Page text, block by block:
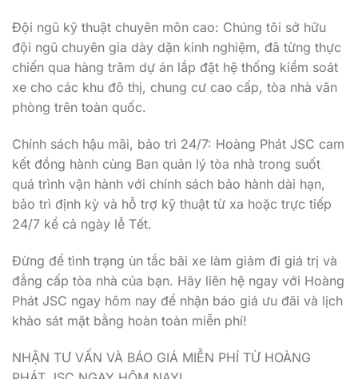
Đội ngũ kỹ thuật chuyên môn cao: Chúng tôi sở hữu
đội ngũ chuyên gia dày dặn kinh nghiệm, đã từng thực
chiến qua hàng trăm dự án lắp đặt hệ thống kiểm soát
xe cho các khu đô thị, chung cư cao cấp, tòa nhà văn
phòng trên toàn quốc.
Chính sách hậu mãi, bảo trì 24/7: Hoàng Phát JSC cam
kết đồng hành cùng Ban quản lý tòa nhà trong suốt
quá trình vận hành với chính sách bảo hành dài hạn,
bảo trì định kỳ và hỗ trợ kỹ thuật từ xa hoặc trực tiếp
24/7 kể cả ngày lễ Tết.
Đừng để tình trạng ùn tắc bãi xe làm giảm đi giá trị và
đẳng cấp tòa nhà của bạn. Hãy liên hệ ngay với Hoàng
Phát JSC ngay hôm nay để nhận báo giá ưu đãi và lịch
khảo sát mặt bằng hoàn toàn miễn phí!
NHẬN TƯ VẤN VÀ BÁO GIÁ MIỄN PHÍ TỪ HOÀNG